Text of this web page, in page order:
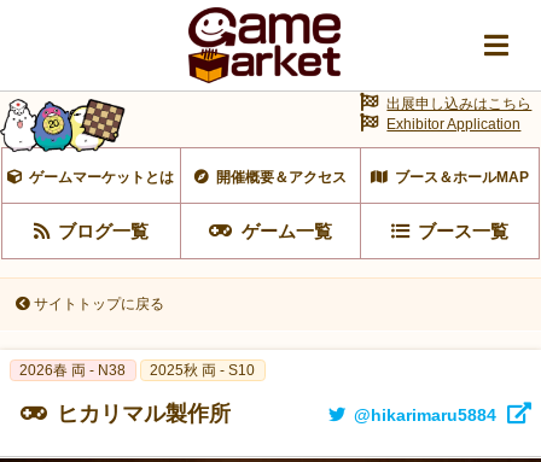
ゲームマーケットとは 開催概要＆アクセス ブース＆ホールMAP
ブログ一覧 ゲーム一覧 ブース一覧
出展申し込みはこちら
Exhibitor Application
サイトトップに戻る
2026春 両 - N38 2025秋 両 - S10
ヒカリマル製作所 @hikarimaru5884